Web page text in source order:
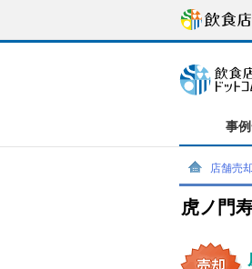
事
店舗売
虎ノ門